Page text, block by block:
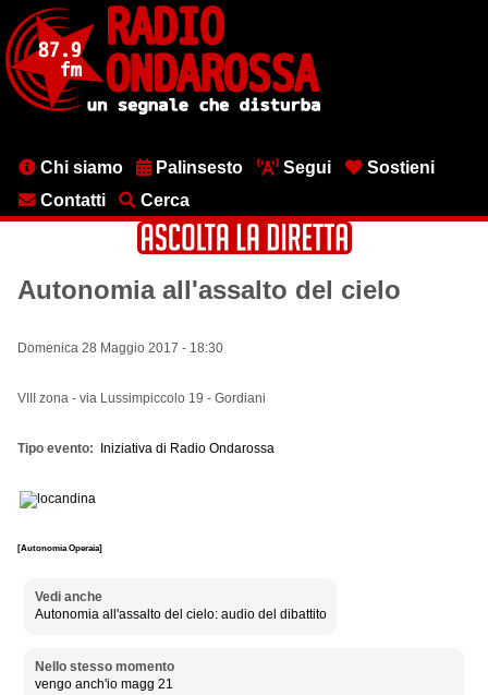
contenuto
principale
MenuChi siamo Palinsesto Segui
Sostieni
Contatti
Cerca
Autonomia all'assalto del cielo
Domenica 28 Maggio 2017 - 18:30
VIII zona - via Lussimpiccolo 19 - Gordiani
Tipo evento Iniziativa di Radio Ondarossa
[Autonomia Operaia]
Vedi anche
Autonomia all'assalto del cielo: audio del dibattito
Nello stesso momento
vengo anch'io magg 21